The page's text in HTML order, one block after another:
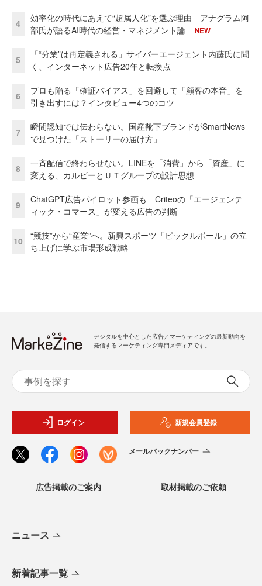
4
効率化の時代にあえて“超属人化”を選ぶ理由 アナグラム阿
部氏が語るAI時代の経営・マネジメント論
NEW
5
「“分業”は再定義される」サイバーエージェント内藤氏に聞
く、インターネット広告20年と転換点
6
プロも陥る「確証バイアス」を回避して「顧客の本音」を
引き出すには？インタビュー4つのコツ
7
瞬間認知では伝わらない。国産靴下ブランドがSmartNews
で見つけた「ストーリーの届け方」
8
一斉配信で終わらせない。LINEを「消費」から「資産」に
変える、カルビーとＵＴグループの設計思想
9
ChatGPT広告パイロット参画も Criteoの「エージェンテ
ィック・コマース」が変える広告の判断
10
“競技”から“産業”へ。新興スポーツ「ピックルボール」の立
ち上げに学ぶ市場形成戦略
デジタルを中心とした広告／マーケティングの最新動向を
発信するマーケティング専門メディアです。
ログイン 新規会員登録
メールバックナンバー
広告掲載のご案内 取材掲載のご依頼
ニュース
新着記事一覧